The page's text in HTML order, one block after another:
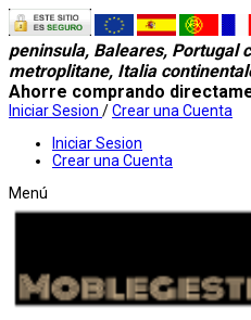
peninsula, Baleares, Portugal
metroplitane, Italia
Ahorre comprando
Iniciar Sesion /Crear una Cuenta
Iniciar Sesion
Crear una Cuenta
Menú